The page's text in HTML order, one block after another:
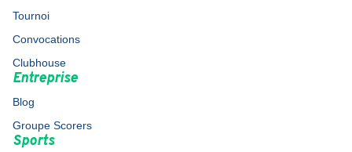
Tournoi
Convocations
Clubhouse
Entreprise
Blog
Groupe Scorers
Sports